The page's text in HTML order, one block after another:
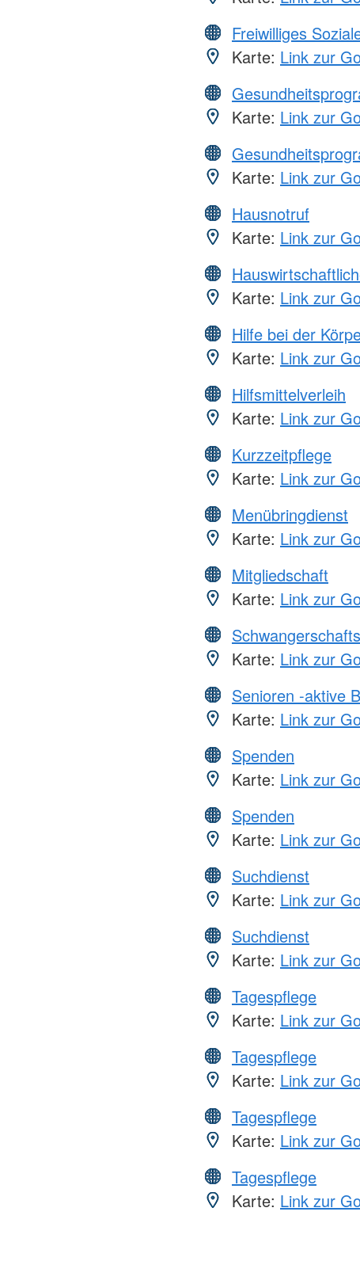
Freiwilliges
Karte: Link zur
Karte: Link zur
Karte: Link zur
Hausnotruf
Karte: Link zur
Karte: Link zur
Hilfe bei der
Karte: Link zur
Hilfsmittelverleih
Karte: Link zur
Kurzzeitpflege
Karte: Link zur
Menübringdienst
Karte: Link zur
Mitgliedschaft
Karte: Link zur
Karte: Link zur
Senioren -aktive
Karte: Link zur
Spenden
Karte: Link zur
Spenden
Karte: Link zur
Suchdienst
Karte: Link zur
Suchdienst
Karte: Link zur
Tagespflege
Karte: Link zur
Tagespflege
Karte: Link zur
Tagespflege
Karte: Link zur
Tagespflege
Karte: Link zur